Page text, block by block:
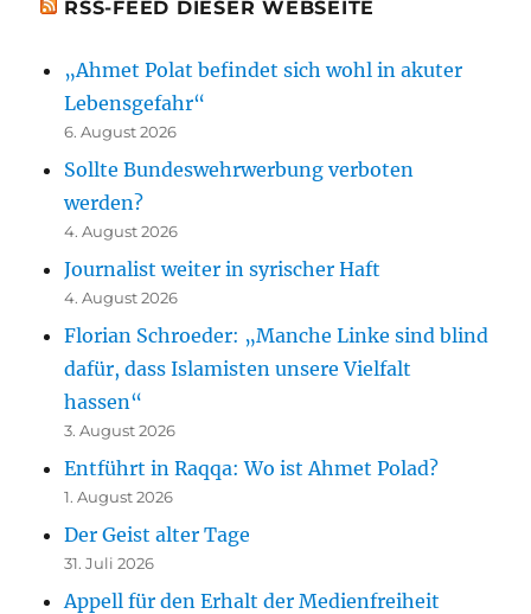
RSS-FEED DIESER WEBSEITE
„Ahmet Polat befindet sich wohl in akuter
Lebensgefahr“
6. August 2026
Sollte Bundeswehrwerbung verboten
werden?
4. August 2026
Journalist weiter in syrischer Haft
4. August 2026
Florian Schroeder: „Manche Linke sind blind
dafür, dass Islamisten unsere Vielfalt
hassen“
3. August 2026
Entführt in Raqqa: Wo ist Ahmet Polad?
1. August 2026
Der Geist alter Tage
31. Juli 2026
Appell für den Erhalt der Medienfreiheit